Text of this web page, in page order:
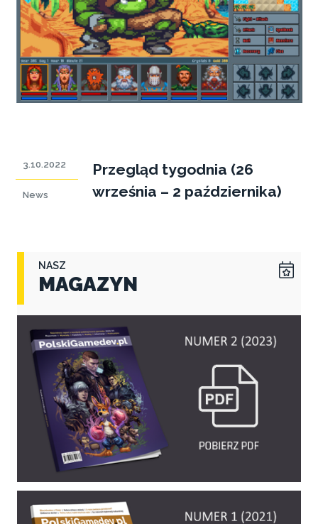
3.10.2022
News
Przegląd tygodnia (26
września – 2 października)
NASZ
MAGAZYN